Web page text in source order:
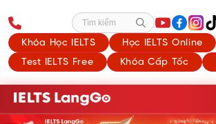
Khóa Học IELTS
Học IELTS Online
Test IELTS Free
Khóa Cấp Tốc
Tìm kiếm